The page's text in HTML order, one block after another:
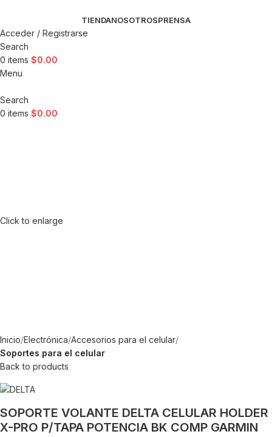
TIENDANOSOTROSPRENSA
Acceder / Registrarse
Search
0 items $0.00
Menu
Search
0 items $0.00
Click to enlarge
Inicio Electrónica Accesorios para el celular
Soportes para el celular
Back to products
SOPORTE VOLANTE DELTA CELULAR HOLDER
X-PRO P/TAPA POTENCIA BK COMP GARMIN